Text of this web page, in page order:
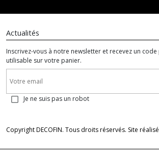
Actualités
Inscrivez-vous à notre newsletter et recevez un
utilisable sur votre panier.
Je ne suis pas un robot
Copyright DECOFIN. Tous droits réservés. Site